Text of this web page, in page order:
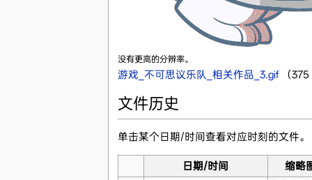
没有更高的分辨率。
游戏_不可思议乐队_相关作品_3.gif‎ （
文件历史
单击某个日期/时间查看对应时刻的文件。
日期/时间
缩略